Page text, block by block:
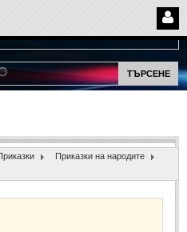
Приказки на народите